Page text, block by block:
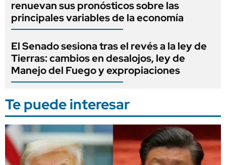
renuevan sus pronósticos sobre las
principales variables de la economía
El Senado sesiona tras el revés a la ley de
Tierras: cambios en desalojos, ley de
Manejo del Fuego y expropiaciones
Te puede interesar